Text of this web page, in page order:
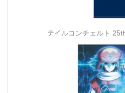
テイルコンチェルト